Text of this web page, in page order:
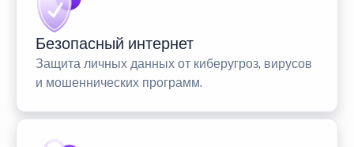
Безопасный интернет
Защита личных данных от киберугроз, вирусов
и мошеннических программ.